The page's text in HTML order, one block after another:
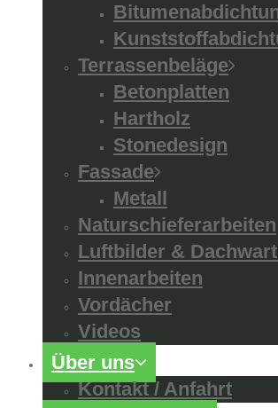
Terrassenbeläge
Betonplatten
Hartholz
Stonedesign
Fassade
Metall
Naturschieferarbeiten
Luftbilder &
Innenarbeiten
Vordächer
Videos
Über uns
Kontakt / Anfahrt